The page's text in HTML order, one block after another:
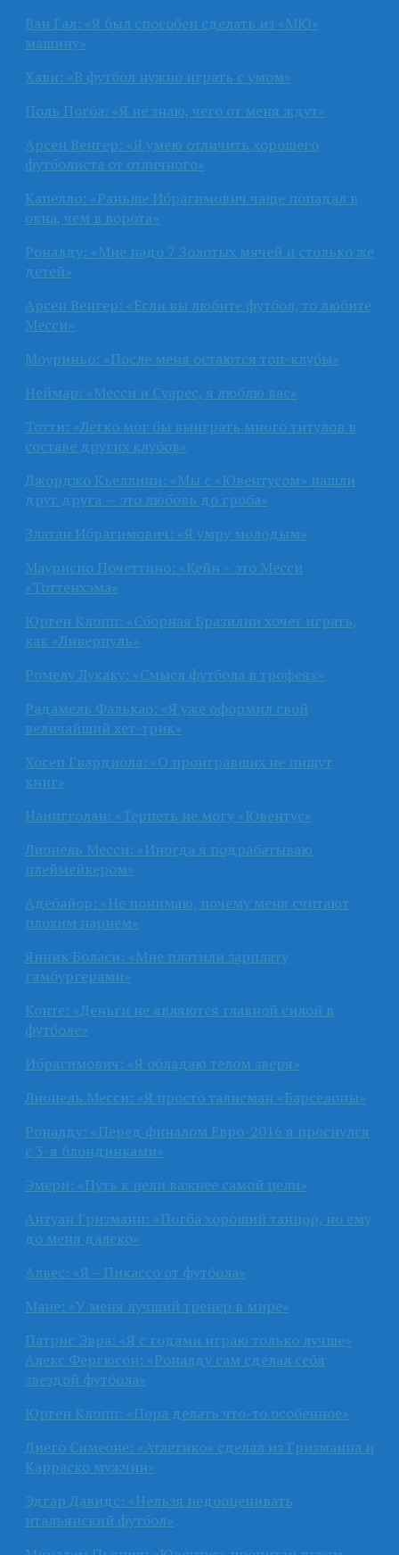
Ван Гал: «Я был способен сделать из «МЮ»
машину»
Хави: «В футбол нужно играть с умом»
Поль Погба: «Я не знаю, чего от меня ждут»
Арсен Венгер: «Я умею отличить хорошего
футболиста от отличного»
Капелло: «Раньше Ибрагимович чаще попадал в
окна, чем в ворота»
Роналду: «Мне надо 7 Золотых мячей и столько же
детей»
Арсен Венгер: «Если вы любите футбол, то любите
Месси»
Моуриньо: «После меня остаются топ-клубы»
Неймар: «Месси и Суарес, я люблю вас»
Тотти: «Легко мог бы выиграть много титулов в
составе других клубов»
Джорджо Кьеллини: «Мы с «Ювентусом» нашли
друг друга — это любовь до гроба»
Златан Ибрагимович: «Я умру молодым»
Маурисио Почеттино: «Кейн – это Месси
«Тоттенхэма»
Юрген Клопп: «Сборная Бразилии хочет играть,
как «Ливерпуль»
Ромелу Лукаку: «Смысл футбола в трофеях»
Радамель Фалькао: «Я уже оформил свой
величайший хет-трик»
Хосеп Гвардиола: «О проигравших не пишут
книг»
Наингголан: «Терпеть не могу «Ювентус»
Лионель Месси: «Иногда я подрабатываю
плеймейкером»
Адебайор: «Не понимаю, почему меня считают
плохим парнем»
Янник Боласи: «Мне платили зарплату
гамбургерами»
Конте: «Деньги не являются главной силой в
футболе»
Ибрагимович: «Я обладаю телом зверя»
Лионель Месси: «Я просто талисман «Барселоны»
Роналду: «Перед финалом Евро-2016 я проснулся
с 3-я блондинками»
Эмери: «Путь к цели важнее самой цели»
Антуан Гризманн: «Погба хороший танцор, но ему
до меня далеко»
Алвес: «Я – Пикассо от футбола»
Мане: «У меня лучший тренер в мире»
Патрис Эвра: «Я с годами играю только лучше»
Алекс Фергюсон: «Роналду сам сделал себя
звездой футбола»
Юрген Клопп: «Пора делать что-то особенное»
Диего Симеоне: «Атлетико» сделал из Гризманна и
Карраско мужчин»
Эдгар Давидс: «Нельзя недооценивать
итальянский футбол»